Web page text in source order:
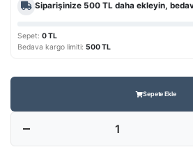
Siparişinize 500 TL daha ekleyin,
Sepet: 0 TL
Bedava kargo limiti: 500 TL
Sepete Ekle